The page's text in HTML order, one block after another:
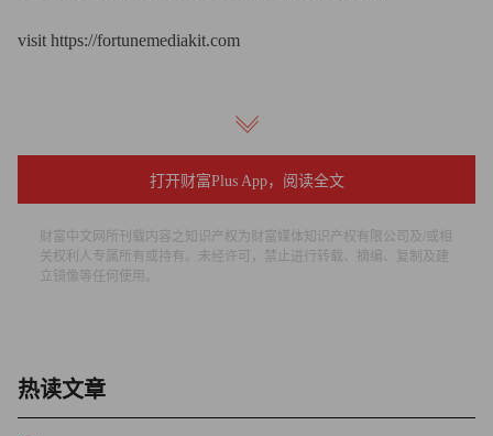
visit https://fortunemediakit.com
广告业务询洽请发邮件至fcadvertising@fortune.com
打开财富Plus App，阅读全文
财富中文网所刊载内容之知识产权为财富媒体知识产权有限公司及/或相
关权利人专属所有或持有。未经许可，禁止进行转载、摘编、复制及建
立镜像等任何使用。
热读文章